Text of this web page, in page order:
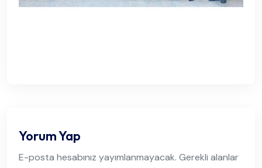
Yorum Yap
E-posta hesabınız yayımlanmayacak. Gerekli alanlar